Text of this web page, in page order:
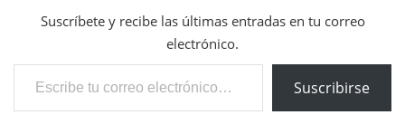
Suscríbete y recibe las últimas entradas en tu correo
electrónico.
Escribe tu correo electrónico…
Suscribirse